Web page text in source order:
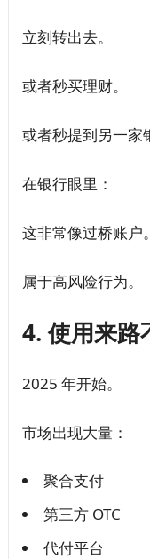
立刻转出去。
或者秒买理财。
或者秒提到另一家
在银行眼里：
这非常像过桥账户。
属于高风险行为。
4. 使用来路
2025 年开始。
市场出现大量：
聚合支付
第三方 OTC
代付平台